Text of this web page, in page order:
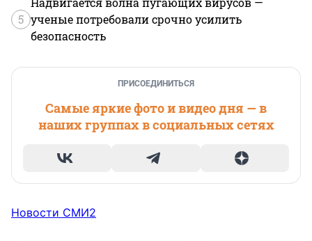
5 ученые потребовали срочно усилить
безопасность
ПРИСОЕДИНИТЬСЯ
Самые яркие фото и видео дня — в
наших группах в социальных сетях
Новости СМИ2